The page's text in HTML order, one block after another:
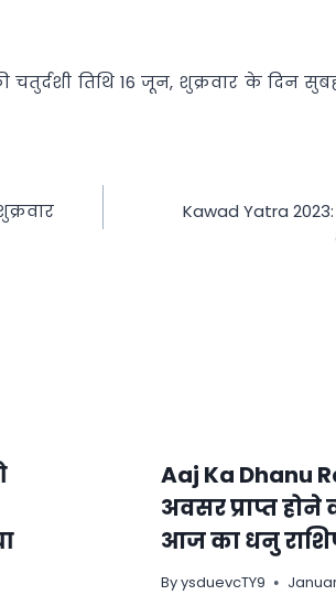
चतुर्दशी तिथि 16 जून, शुक्रवार के दिन
Kawad Yatra
Aaj Ka Dhanu
अवसर प्राप्त
आज का धनु
ByysduevcTY9